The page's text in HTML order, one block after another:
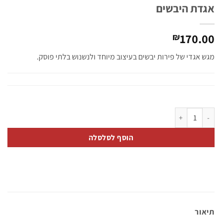
אגדת היבשים
₪170.00
מגש אגדי של פירות יבשים בעיצוב מיוחד ולנשנוש בלתי פוסק.
כמות של אגדת היבשים
הוסף לסלסלה
תיאור